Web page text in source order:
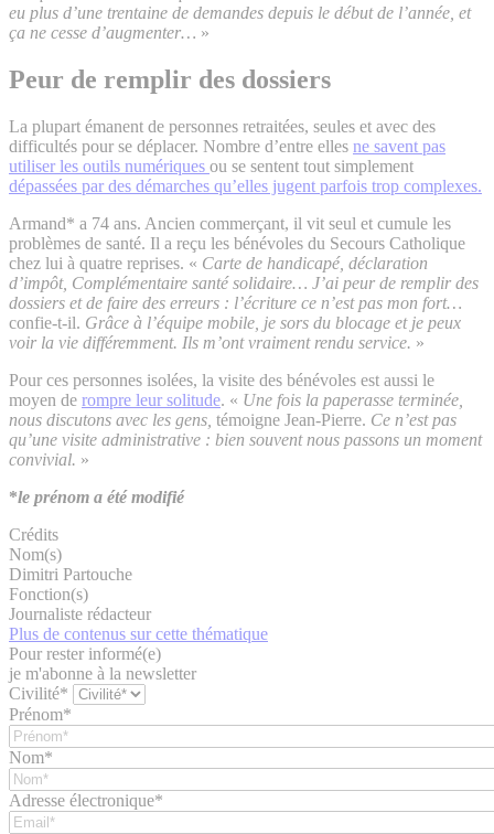
eu plus d’une trentaine de demandes depuis le début de l’année, et
ça ne cesse d’augmenter… »
Peur de remplir des dossiers
La plupart émanent de personnes retraitées, seules et avec des
difficultés pour se déplacer. Nombre d’entre elles ne savent pas
utiliser les outils numériques ou se sentent tout simplement
dépassées par des démarches qu’elles jugent parfois trop complexes.
Armand* a 74 ans. Ancien commerçant, il vit seul et cumule les
problèmes de santé. Il a reçu les bénévoles du Secours Catholique
chez lui à quatre reprises. « Carte de handicapé, déclaration
d’impôt, Complémentaire santé solidaire… J’ai peur de remplir des
dossiers et de faire des erreurs : l’écriture ce n’est pas mon fort…
confie-t-il. Grâce à l’équipe mobile, je sors du blocage et je peux
voir la vie différemment. Ils m’ont vraiment rendu service. »
Pour ces personnes isolées, la visite des bénévoles est aussi le
moyen de rompre leur solitude. « Une fois la paperasse terminée,
nous discutons avec les gens, témoigne Jean-Pierre. Ce n’est pas
qu’une visite administrative : bien souvent nous passons un moment
convivial. »
*le prénom a été modifié
Crédits
Nom(s)
Dimitri Partouche
Fonction(s)
Journaliste rédacteur
Plus de contenus sur cette thématique
Pour rester informé(e)
je m'abonne à la newsletter
Civilité*
Prénom*
Nom*
Adresse électronique*